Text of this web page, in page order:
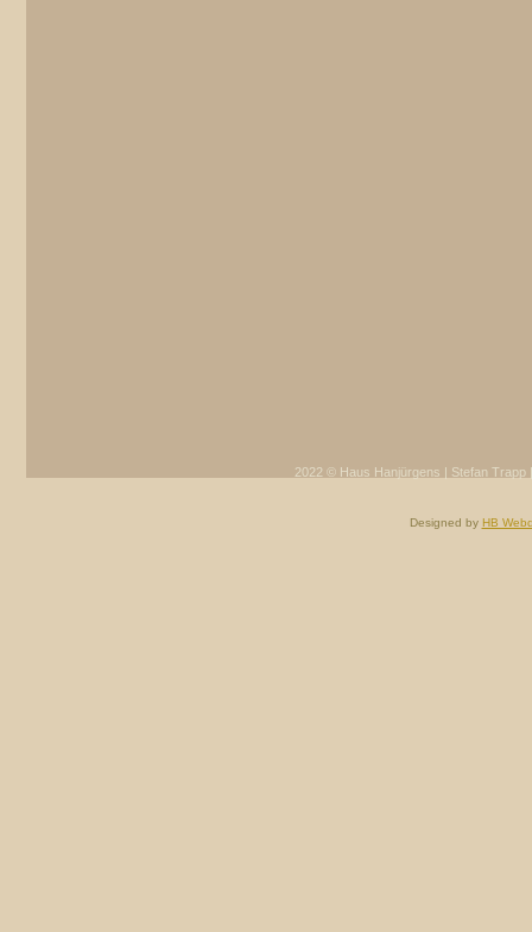
2022 © Haus Hanjürgens | Stefan Trapp
Designed by HB